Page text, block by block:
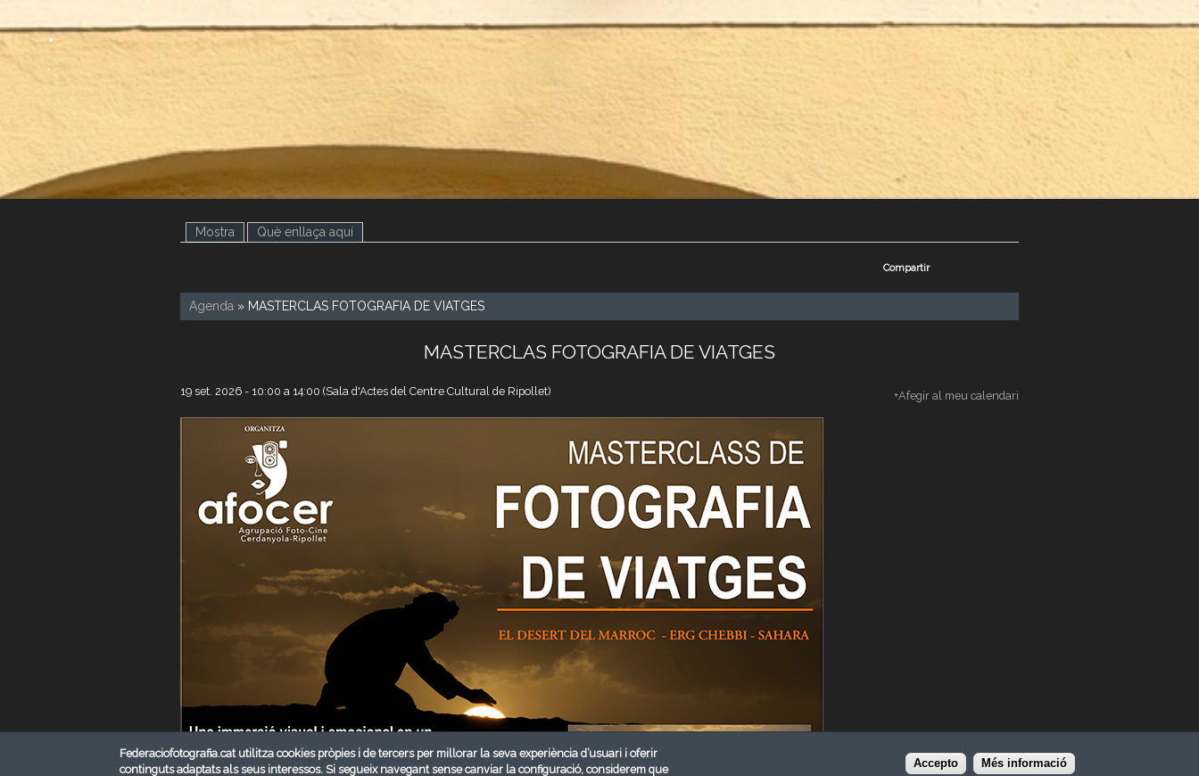
.
.
Mostra (pestanya activa)
Què enllaça aquí
Compartir
Agenda » MASTERCLAS FOTOGRAFIA DE VIATGES
MASTERCLAS FOTOGRAFIA DE VIATGES
19 set. 2026 - 10:00 a 14:00 +Afegir al meu calendari
(Sala d'Actes del Centre Cultural de Ripollet)
Federaciofotografia.cat utilitza cookies pròpies i de tercers per millorar la seva experiència d’usuari i oferir
continguts adaptats als seus interessos. Si segueix navegant sense canviar la configuració, considerem que
Accepto Més informació